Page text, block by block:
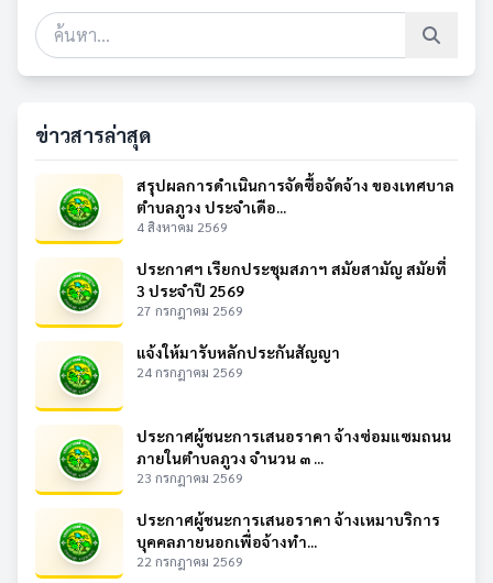
ข่าวสารล่าสุด
สรุปผลการดำเนินการจัดซื้อจัดจ้าง ของเทศบาล
ตำบลภูวง ประจำเดือ...
4 สิงหาคม 2569
ประกาศฯ เรียกประชุมสภาฯ สมัยสามัญ สมัยที่
3 ประจำปี 2569
27 กรกฎาคม 2569
แจ้งให้มารับหลักประกันสัญญา
24 กรกฎาคม 2569
ประกาศผู้ชนะการเสนอราคา จ้างซ่อมแซมถนน
ภายในตำบลภูวง จำนวน ๓ ...
23 กรกฎาคม 2569
ประกาศผู้ชนะการเสนอราคา จ้างเหมาบริการ
บุคคลภายนอกเพื่อจ้างทำ...
22 กรกฎาคม 2569